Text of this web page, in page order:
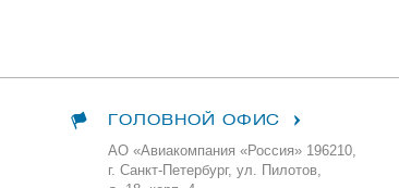
ГОЛОВНОЙ ОФИС
АО «Авиакомпания «Россия» 196210,
г. Санкт-Петербург, ул. Пилотов,